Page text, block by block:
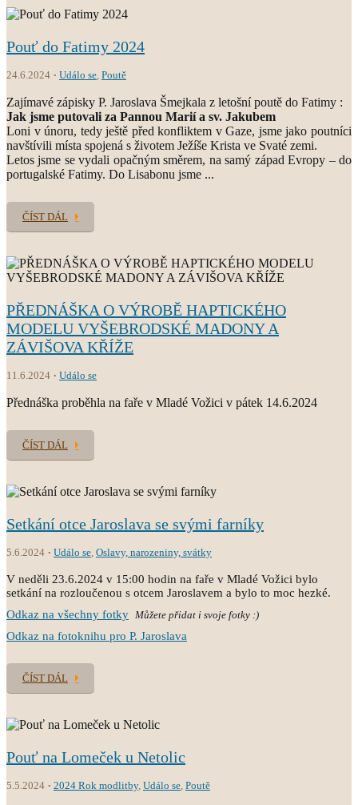
Pouť do Fatimy 2024
24.6.2024 Událo se, Poutě
Zajímavé zápisky P. Jaroslava Šmejkala z letošní poutě do Fatimy :
Jak jsme putovali za Pannou Marií a sv. Jakubem
Loni v únoru, tedy ještě před konfliktem v Gaze, jsme jako poutníci
navštívili místa spojená s životem Ježíše Krista ve Svaté zemi.
Letos jsme se vydali opačným směrem, na samý západ Evropy – do
portugalské Fatimy. Do Lisabonu jsme ...
ČÍST DÁL
PŘEDNÁŠKA O VÝROBĚ HAPTICKÉHO
MODELU VYŠEBRODSKÉ MADONY A
ZÁVIŠOVA KŘÍŽE
11.6.2024 Událo se
Přednáška proběhla na faře v Mladé Vožici v pátek 14.6.2024
ČÍST DÁL
Setkání otce Jaroslava se svými farníky
5.6.2024 Událo se, Oslavy, narozeniny, svátky
V neděli 23.6.2024 v 15:00 hodin na faře v Mladé Vožici bylo
setkání na rozloučenou s otcem Jaroslavem a bylo to moc hezké.
Odkaz na všechny fotky Můžete přidat i svoje fotky :)
Odkaz na fotoknihu pro P. Jaroslava
ČÍST DÁL
Pouť na Lomeček u Netolic
5.5.2024 2024 Rok modlitby, Událo se, Poutě